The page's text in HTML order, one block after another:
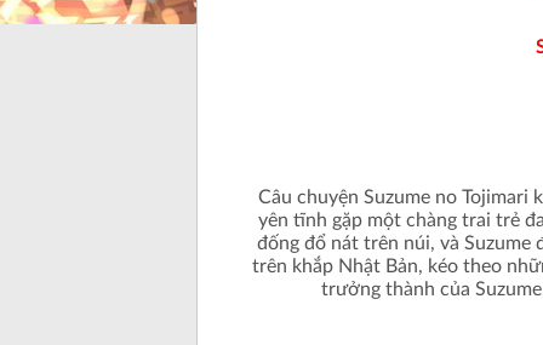
Câu chuyện Suzume no
yên tĩnh gặp một chàng trai trẻ
đống đổ nát trên núi, và Suzume
trên khắp Nhật Bản, kéo theo
trưởng thành của